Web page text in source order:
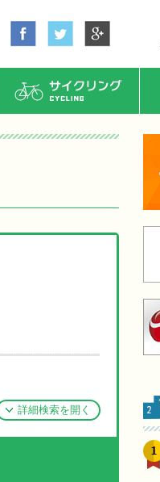
サイクリング
詳細検索を開く
1